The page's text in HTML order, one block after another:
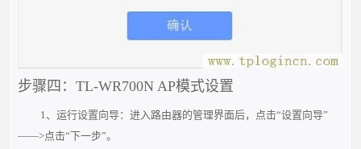
步骤四：TL-WR700N AP模式设置
1、运行设置向导：进入路由器的管理界面后，点击“设置向导”
——>点击“下一步”。